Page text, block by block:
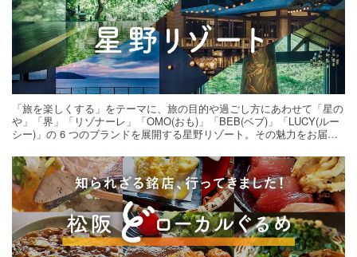
「旅を楽しくする」をテーマに、旅の目的や過ごし方にあわせて「星の
や」「界」「リゾナーレ」「OMO(おも)」「BEB(ベブ)」「LUCY(ルー
シー)」の 6 つのブランドを展開する星野リゾート。その魅力をお届け